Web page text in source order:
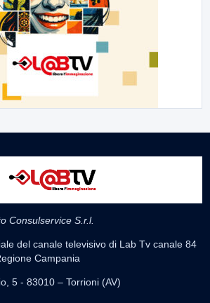
Consulservice S.r.l.
del canale televisivo di Lab Tv canale 84
Campania
5 - 83010 – Torrioni (AV)